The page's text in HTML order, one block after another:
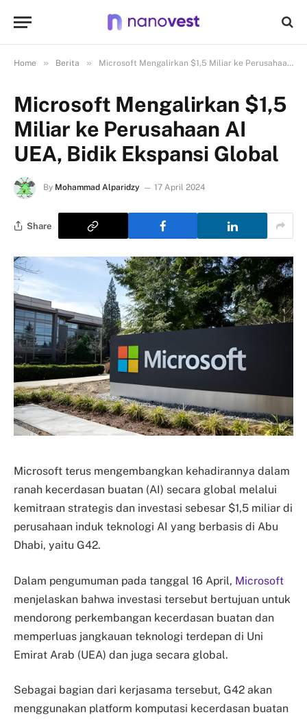
Home » Berita » Microsoft Mengalirkan $1,5 Miliar ke Perusahaan AI UEA, Bidik Ekspansi Global
Microsoft Mengalirkan $1,5
Miliar ke Perusahaan AI
UEA, Bidik Ekspansi Global
By Mohammad Alparidzy 17 April 2024
Share
Microsoft terus mengembangkan kehadirannya dalam
ranah kecerdasan buatan (AI) secara global melalui
kemitraan strategis dan investasi sebesar $1,5 miliar di
perusahaan induk teknologi AI yang berbasis di Abu
Dhabi, yaitu G42.
Dalam pengumuman pada tanggal 16 April, Microsoft
menjelaskan bahwa investasi tersebut bertujuan untuk
mendorong perkembangan kecerdasan buatan dan
memperluas jangkauan teknologi terdepan di Uni
Emirat Arab (UEA) dan juga secara global.
Sebagai bagian dari kerjasama tersebut, G42 akan
menggunakan platform komputasi kecerdasan buatan